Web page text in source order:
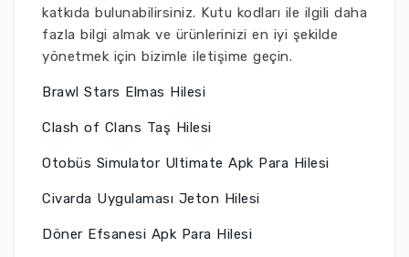
katkıda bulunabilirsiniz. Kutu kodları ile ilgili daha
fazla bilgi almak ve ürünlerinizi en iyi şekilde
yönetmek için bizimle iletişime geçin.
Brawl Stars Elmas Hilesi
Clash of Clans Taş Hilesi
Otobüs Simulator Ultimate Apk Para Hilesi
Civarda Uygulaması Jeton Hilesi
Döner Efsanesi Apk Para Hilesi